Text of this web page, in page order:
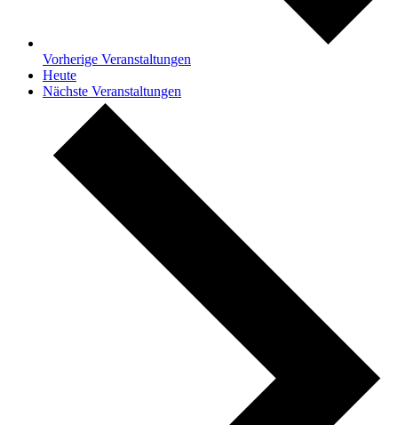
Vorherige Veranstaltungen
Heute
Nächste Veranstaltungen